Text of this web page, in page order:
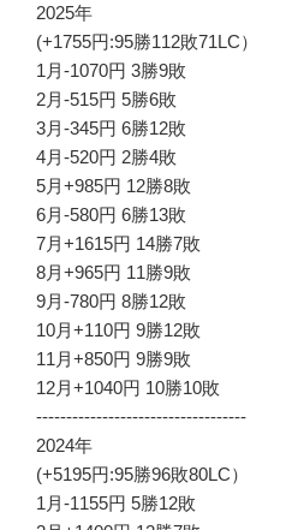
2025年
(+1755円:95勝112敗71LC）
1月-1070円 3勝9敗
2月-515円 5勝6敗
3月-345円 6勝12敗
4月-520円 2勝4敗
5月+985円 12勝8敗
6月-580円 6勝13敗
7月+1615円 14勝7敗
8月+965円 11勝9敗
9月-780円 8勝12敗
10月+110円 9勝12敗
11月+850円 9勝9敗
12月+1040円 10勝10敗
-----------------------------------
2024年
(+5195円:95勝96敗80LC）
1月-1155円 5勝12敗